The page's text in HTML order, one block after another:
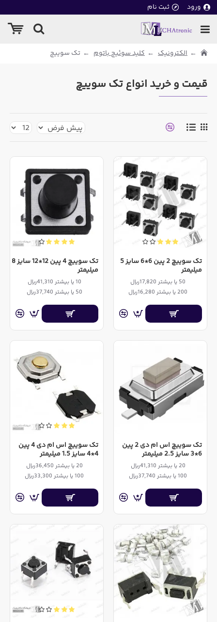
ورود ثبت نام
الکترونیک کلید سوئیچ باتوم تک سوییچ
قیمت و خرید انواع تک سوییچ
تک سوییچ 2 پین 6*6 سایز 5
میلیمتر
50 یا بیشتر 17,820ریال
200 یا بیشتر 16,280ریال
تک سوییچ 4 پین 12*12 سایز 8
میلیمتر
10 یا بیشتر 41,310ریال
50 یا بیشتر 37,740ریال
تک سوییچ اس ام دی 2 پین
6*3 سایز 2.5 میلیمتر
20 یا بیشتر 41,310ریال
100 یا بیشتر 37,740ریال
تک سوییچ اس ام دی 4 پین
4*4 سایز 1.5 میلیمتر
20 یا بیشتر 36,450ریال
100 یا بیشتر 33,300ریال